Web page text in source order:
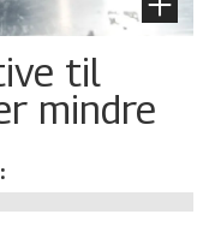
til
mindre